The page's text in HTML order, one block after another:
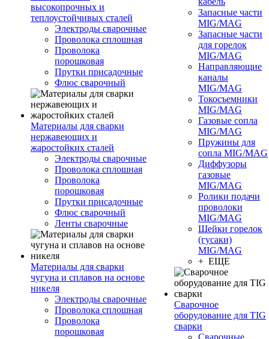
высокопрочных и
теплоустойчивых сталей
Электроды сварочные
Проволока сплошная
Проволока
порошковая
Прутки присадочные
Флюс сварочный
Материалы для сварки
нержавеющих и
жаростойких сталей
Электроды сварочные
Проволока сплошная
Проволока
порошковая
Прутки присадочные
Флюс сварочный
Ленты сварочные
Материалы для сварки
чугуна и сплавов на основе
никеля
Электроды сварочные
Проволока сплошная
Проволока
порошковая
Запасные части
MIG/MAG
Запасные части
для горелок
MIG/MAG
Направляющие
каналы
MIG/MAG
Токосъемники
MIG/MAG
Газовые сопла
MIG/MAG
Пружины для
сопла MIG/MAG
Диффузоры
газовые
MIG/MAG
Ролики подачи
проволоки
MIG/MAG
Шейки горелок
(гусаки)
MIG/MAG
+ ЕЩЕ
Сварочное
оборудование для TIG
сварки
Сварочные